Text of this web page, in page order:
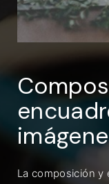
La composición y